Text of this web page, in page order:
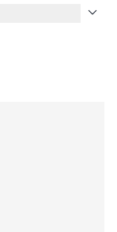
expand_more